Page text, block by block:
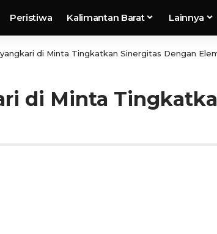
Peristiwa Kalimantan Barat Lainnya
di Minta Tingkatkan Sinergitas Dengan
di Minta